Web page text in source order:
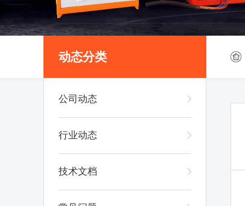
动态分类
公司动态
行业动态
技术文档